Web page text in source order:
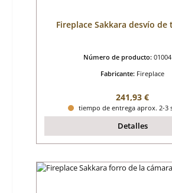
Fireplace Sakkara desvío de
Número de producto:
Fabricante: Fireplace
Precio normal:
241,93 €
tiempo de entrega aprox. 2-3
Detalles